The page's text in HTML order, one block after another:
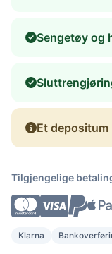
Sengetøy og
Et depositum
Tilgjengelige
Klarna